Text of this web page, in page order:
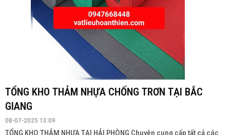
TỔNG KHO THẢM NHỰA CHỐNG TRƠN TẠI HẢI
08-07-2025 13:09
Chuyên cung cấp thảm nhựa chống trơn đa dạng mẫu mã, giá sỉ tận